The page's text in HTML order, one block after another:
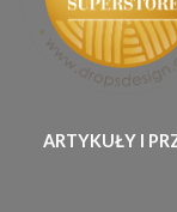
ARTYKUŁY I